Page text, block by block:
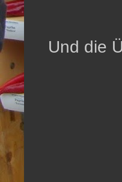
Und die